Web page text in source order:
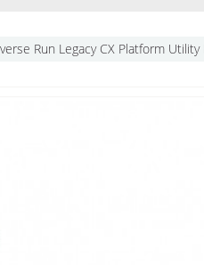
Run Legacy CX Platform